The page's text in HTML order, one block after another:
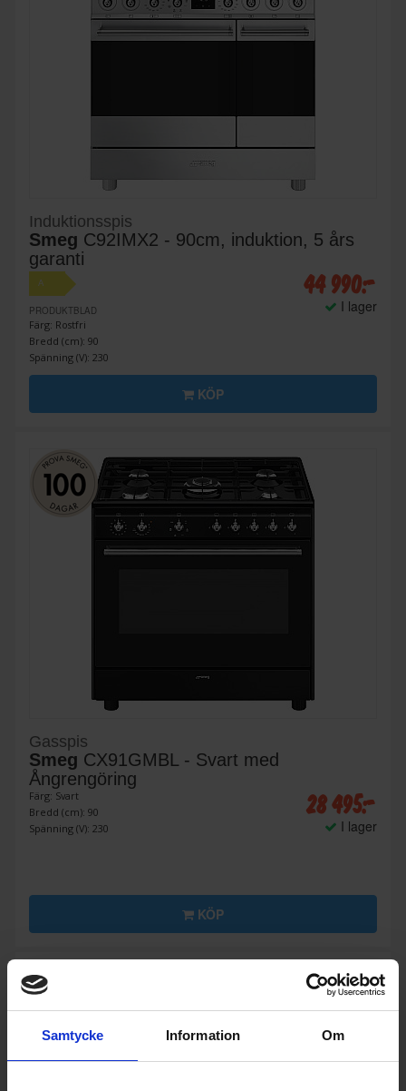
Samtycke Information Om
Induktionsspis
Smeg C92IMX2 - 90cm, induktion, 5 års
garanti
A
PRODUKTBLAD
Färg: Rostfri
Bredd (cm): 90
Spänning (V): 230
44 990:-
I lager
KÖP
Gasspis
Smeg CX91GMBL - Svart med
Ångrengöring
Färg: Svart
Bredd (cm): 90
Spänning (V): 230
28 495:-
I lager
KÖP